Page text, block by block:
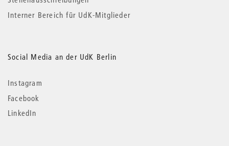
Interner Bereich für UdK-Mitglieder
Social Media an der UdK Berlin
Instagram
Facebook
LinkedIn